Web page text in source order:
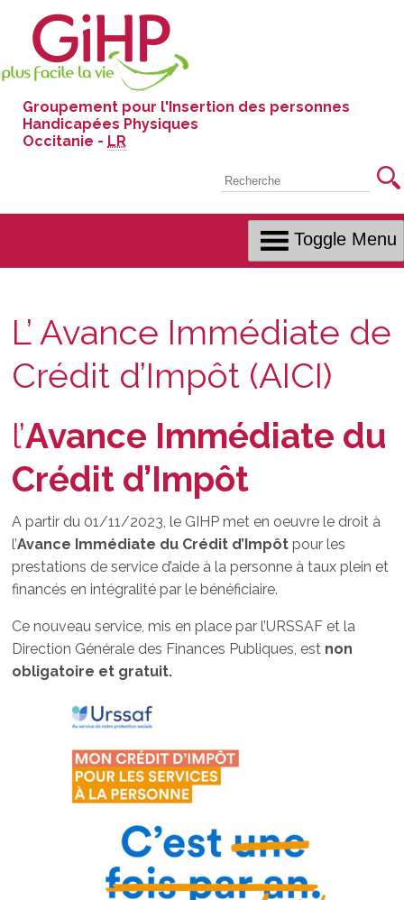
Groupement pour l'Insertion des personnes
Handicapées Physiques
Occitanie - LR
Recherche
Toggle Menu
L’ Avance Immédiate de
Crédit d’Impôt (AICI)
l’Avance Immédiate du
Crédit d’Impôt
A partir du 01/11/2023, le GIHP met en oeuvre le droit à
l’Avance Immédiate du Crédit d’Impôt pour les
prestations de service d’aide à la personne à taux plein et
financés en intégralité par le bénéficiaire.
Ce nouveau service, mis en place par l’URSSAF et la
Direction Générale des Finances Publiques, est non
obligatoire et gratuit.